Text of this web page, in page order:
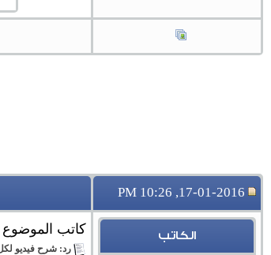
17-01-2016, 10:26 PM
الكاتب كاتب
رد: شرح فيديو